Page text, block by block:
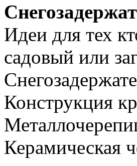
Идеи для тех
садовый или
Конструкция
Керамическая